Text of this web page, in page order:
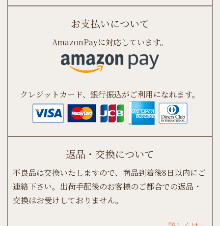
お支払いについて
AmazonPayに対応しています。
クレジットカード、銀行振込がご利用になれます。
返品・交換について
不良品は交換いたしますので、商品到着後8日以内にご
連絡下さい。出荷手配後のお客様のご都合での返品・
交換はお受けしておりません。